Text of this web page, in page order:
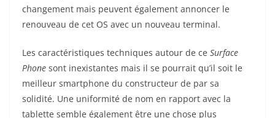
changement mais peuvent également annoncer le
renouveau de cet OS avec un nouveau terminal.
Les caractéristiques techniques autour de ce Surface
Phone sont inexistantes mais il se pourrait qu’il soit le
meilleur smartphone du constructeur de par sa
solidité. Une uniformité de nom en rapport avec la
tablette semble également être une chose plus